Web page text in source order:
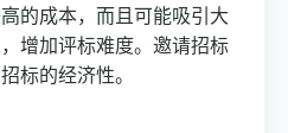
的成本，而且可能吸引大
增加评标难度。邀请招标
标的经济性。